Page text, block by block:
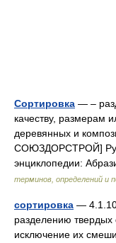
Сортировка — –
качеству, размерам
деревянных и
СОЮЗДОРСТРОЙ]
энциклопедии:
терминов, определений и
сортировка — 4.1.10
разделению твердых
исключение их